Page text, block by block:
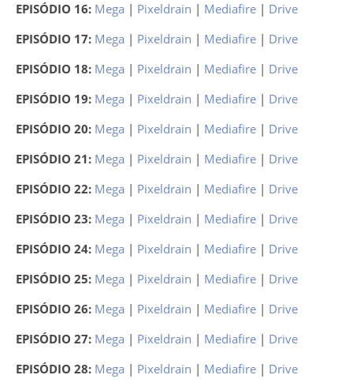
EPISÓDIO 16: Mega | Pixeldrain | Mediafire | Drive
EPISÓDIO 17: Mega | Pixeldrain | Mediafire | Drive
EPISÓDIO 18: Mega | Pixeldrain | Mediafire | Drive
EPISÓDIO 19: Mega | Pixeldrain | Mediafire | Drive
EPISÓDIO 20: Mega | Pixeldrain | Mediafire | Drive
EPISÓDIO 21: Mega | Pixeldrain | Mediafire | Drive
EPISÓDIO 22: Mega | Pixeldrain | Mediafire | Drive
EPISÓDIO 23: Mega | Pixeldrain | Mediafire | Drive
EPISÓDIO 24: Mega | Pixeldrain | Mediafire | Drive
EPISÓDIO 25: Mega | Pixeldrain | Mediafire | Drive
EPISÓDIO 26: Mega | Pixeldrain | Mediafire | Drive
EPISÓDIO 27: Mega | Pixeldrain | Mediafire | Drive
EPISÓDIO 28: Mega | Pixeldrain | Mediafire | Drive